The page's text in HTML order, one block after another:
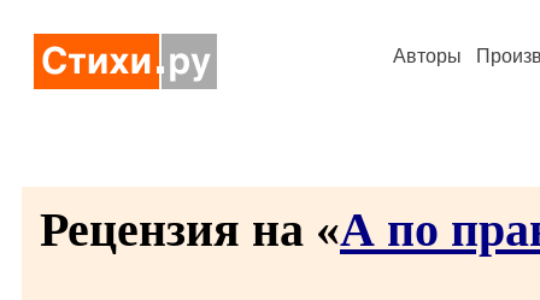
Авторы
Рецензия на «А по